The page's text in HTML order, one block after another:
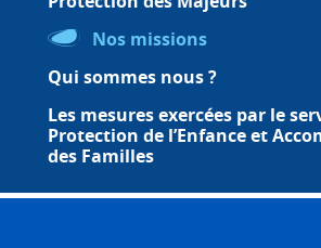
Nos missions
Qui sommes nous ?
Les mesures exercées par le
Protection de l’Enfance et
des Familles